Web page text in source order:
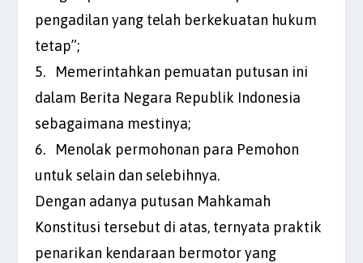
pengadilan yang telah berkekuatan hukum
tetap”;
5. Memerintahkan pemuatan putusan ini
dalam Berita Negara Republik Indonesia
sebagaimana mestinya;
6. Menolak permohonan para Pemohon
untuk selain dan selebihnya.
Dengan adanya putusan Mahkamah
Konstitusi tersebut di atas, ternyata praktik
penarikan kendaraan bermotor yang